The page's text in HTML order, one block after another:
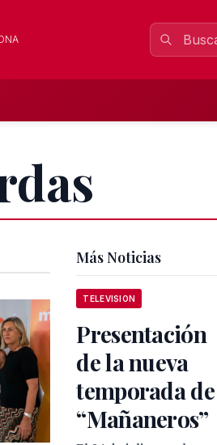
Más Noticias
TELEVISION
Presentación
de la nueva
temporada de
“Mañaneros”